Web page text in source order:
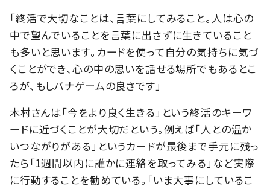
「終活で大切なことは、言葉にしてみること。人は心の
中で望んでいることを言葉に出さずに生きていること
も多いと思います。カードを使って自分の気持ちに気づ
くことができ、心の中の思いを話せる場所でもあるとこ
ろが、もしバナゲームの良さです」
木村さんは「今をより良く生きる」という終活のキーワ
ードに近づくことが大切だという。例えば「人との温か
いつながりがある」というカードが最後まで手元に残っ
たら「1週間以内に誰かに連絡を取ってみる」など実際
に行動することを勧めている。「いま大事にしているこ